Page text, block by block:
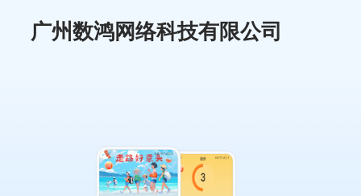
广州数鸿网络科技有限公司